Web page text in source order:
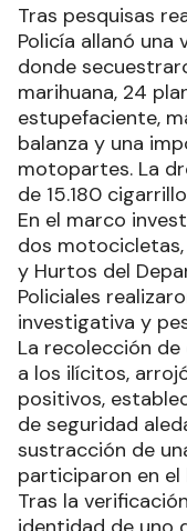
Tras pesquisas
Policía allanó una
donde
marihuana, 24
estupefaciente,
balanza y una
motopartes. La
de 15.180
En el marco
dos
y Hurtos del
Policiales
investigativa y
La recolección
a los ilícitos,
positivos,
de seguridad
sustracción de
participaron en el
Tras la